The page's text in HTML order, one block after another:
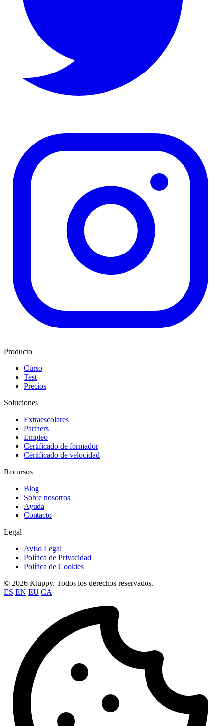
Producto
Curso
Test
Precios
Soluciones
Extraescolares
Partners
Empleo
Certificado de formador
Certificado de velocidad
Recursos
Blog
Sobre nosotros
Ayuda
Contacto
Legal
Aviso Legal
Política de Privacidad
Política de Cookies
© 2026 Kluppy. Todos los derechos reservados.
ES EN EU CA